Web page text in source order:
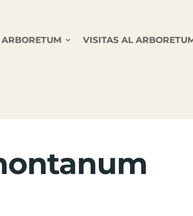
ARBORETUM VISITAS AL